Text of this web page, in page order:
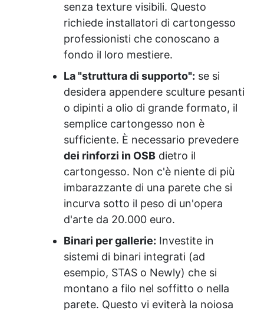
senza texture visibili. Questo
richiede installatori di cartongesso
professionisti che conoscano a
fondo il loro mestiere.
La "struttura di supporto": se si
desidera appendere sculture pesanti
o dipinti a olio di grande formato, il
semplice cartongesso non è
sufficiente. È necessario prevedere
dei rinforzi in OSB dietro il
cartongesso. Non c'è niente di più
imbarazzante di una parete che si
incurva sotto il peso di un'opera
d'arte da 20.000 euro.
Binari per gallerie: Investite in
sistemi di binari integrati (ad
esempio, STAS o Newly) che si
montano a filo nel soffitto o nella
parete. Questo vi eviterà la noiosa